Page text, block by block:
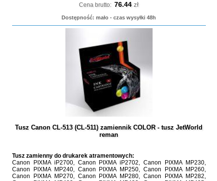
Cena brutto: 76.44 zł
Dostępność: mało - czas wysyłki 48h
Tusz Canon CL-513 (CL-511) zamiennik COLOR - tusz JetWorld
reman
Tusz zamienny do drukarek atramentowych:
Canon PIXMA iP2700, Canon PIXMA iP2702, Canon PIXMA MP230,
Canon PIXMA MP240, Canon PIXMA MP250, Canon PIXMA MP260,
Canon PIXMA MP270, Canon PIXMA MP280, Canon PIXMA MP282,